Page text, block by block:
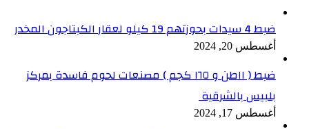
ضبط 4 سيدات بحوزتهم 19 كيلو لعقار الكبتاجون المخدر
أغسطس 20, 2024
ضبط ( ١١طن و ١٦٥ كجم ) مصنعات لحوم فاسدة بمركز
بلبيس بالشرقية
أغسطس 17, 2024